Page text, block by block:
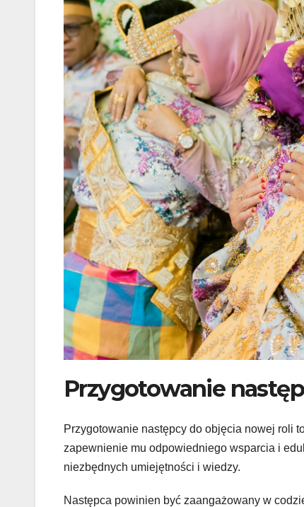
Przygotowanie
Przygotowanie następcy do objęcia nowej roli
zapewnienie mu odpowiedniego wsparcia i
niezbędnych umiejętności i wiedzy.
Następca powinien być zaangażowany w